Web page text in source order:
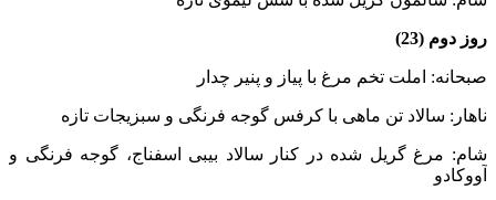
روز دوم (23)
صبحانه: املت تخم مرغ با پیاز و پنیر چدار
ناهار: سالاد تن ماهی با کرفس گوجه فرنگی و سبزیجات تازه
شام: مرغ گریل شده در کنار سالاد بیبی اسفناج، گوجه فرنگی و
آووکادو